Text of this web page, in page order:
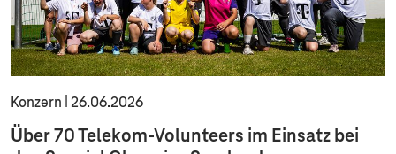
Konzern 26.06.2026
Über 70 Telekom-Volunteers im Einsatz bei